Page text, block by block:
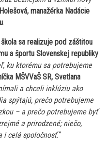
manažérka Nadácie
.
sa realizuje pod záštitou
a športu Slovenskej republiky
ku ktorému sa potrebujeme
MŠVVaŠ SR, Svetlana
a chceli inklúziu ako
spýtajú, prečo potrebujeme
– a prečo potrebujeme byť
a prirodzené; niečo,
i celá spoločnosť.“